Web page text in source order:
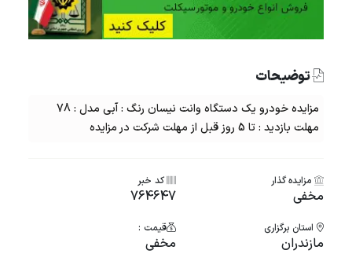
توضیحات
مزایده خودرو یک دستگاه وانت نیسان رنگ : آبی مدل : 78
مهلت بازدید : تا 5 روز قبل از مهلت شرکت در مزایده
مزایده گذار
مخفی
کد خبر
764647
استان برگزاری
مازندران
قیمت :
مخفی